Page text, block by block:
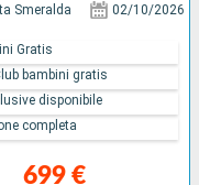
Smeralda 02/10/2026
699 €
Gratis
bambini gratis
disponibile
completa